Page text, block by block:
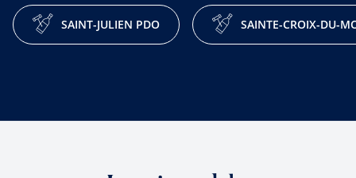
SAINT-JULIEN PDO SAINTE-CROIX-DU-